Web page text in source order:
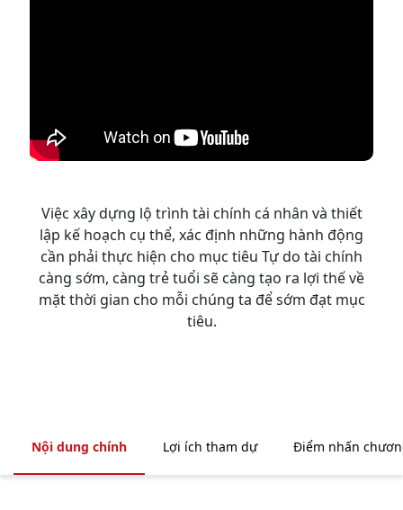
Việc xây dựng lộ trình tài chính cá nhân và thiết
lập kế hoạch cụ thể, xác định những hành động
cần phải thực hiện cho mục tiêu Tự do tài chính
càng sớm, càng trẻ tuổi sẽ càng tạo ra lợi thế về
mặt thời gian cho mỗi chúng ta để sớm đạt mục
tiêu.
Nội dung chính Lợi ích tham dự Điểm nhấn